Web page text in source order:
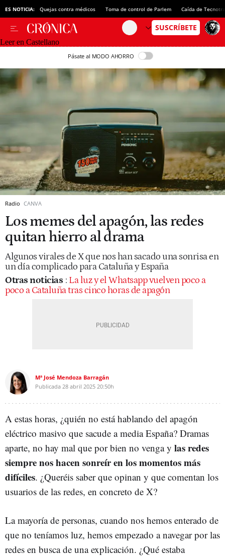
ES NOTICIA: Quejas contra médicos Toma de control de Parlem Caída de
Leer en Castellano
Pásate al MODO AHORRO
Radio CANVA
Los memes del apagón, las redes
quitan hierro al drama
Algunos virales de X que nos han sacado una sonrisa en
un día complicado para Cataluña y España
Otras noticias : La luz y el Whatsapp vuelven poco a
poco a Cataluña tras cinco horas de apagón
Mª José Mendoza Barragán
Publicada 28 abril 2025 20:50h
A estas horas, ¿quién no está hablando del apagón
eléctrico masivo que sacude a media España? Dramas
aparte, no hay mal que por bien no venga y las redes
siempre nos hacen sonreír en los momentos más
difíciles. ¿Queréis saber que opinan y que comentan los
usuarios de las redes, en concreto de X?
La mayoría de personas, cuando nos hemos enterado de
que no teníamos luz, hemos empezado a navegar por las
redes en busca de una explicación. ¿Qué estaba